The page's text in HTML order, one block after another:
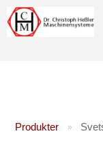
Produkter »